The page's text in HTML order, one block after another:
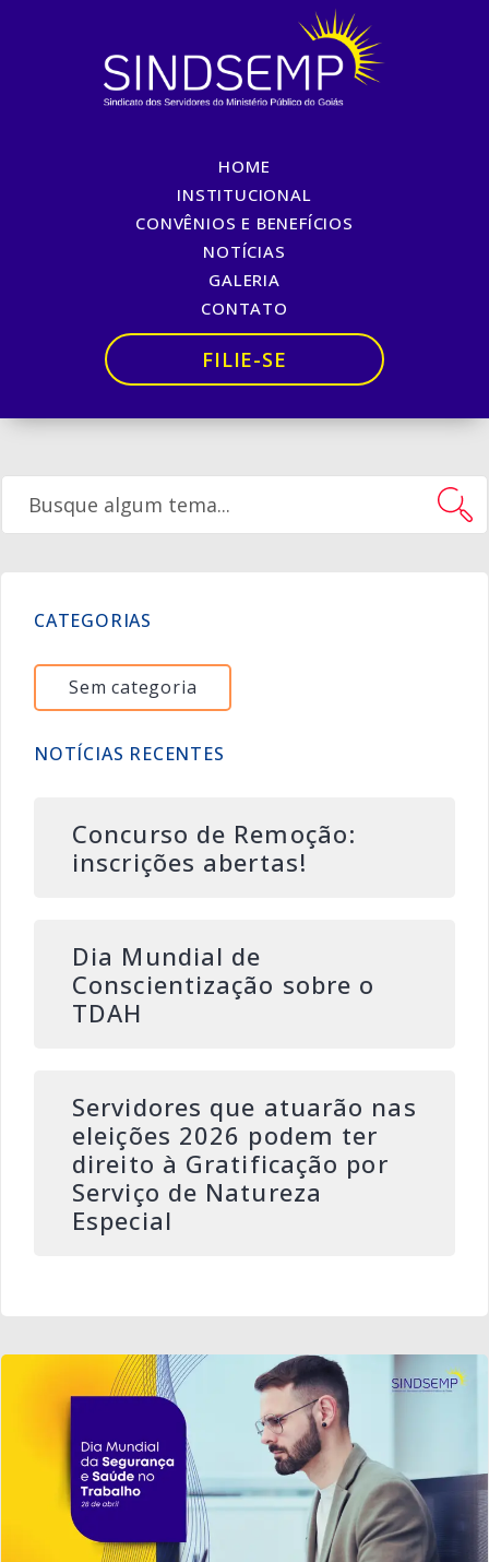
HOME
INSTITUCIONAL
CONVÊNIOS E BENEFÍCIOS
NOTÍCIAS
GALERIA
CONTATO
FILIE-SE
DIA MUNDIAL DA
SEGURANÇA E SAÚDE NO
DIA MUNDIAL DA SEGURANÇA E SAÚDE NO
CATEGORIAS
Sem categoria
NOTÍCIAS RECENTES
Concurso de Remoção:
inscrições abertas!
Dia Mundial de
Conscientização sobre o
TDAH
Servidores que atuarão nas
eleições 2026 podem ter
direito à Gratificação por
Serviço de Natureza
Especial